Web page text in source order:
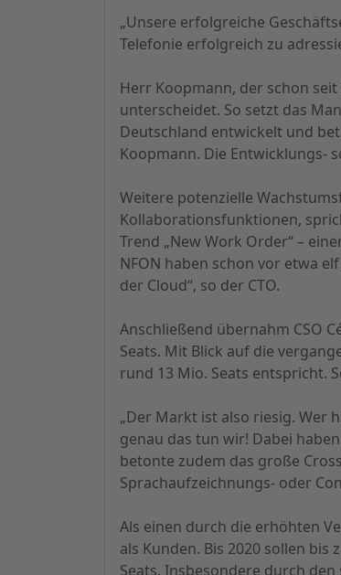
„Unsere erfolgreiche
Telefonie erfolgreich zu
Herr Koopmann, der schon
unterscheidet. So setzt das
Deutschland entwickelt und
Koopmann. Die Entwicklungs-
Weitere potenzielle
Kollaborationsfunktionen,
Trend „New Work Order“ –
NFON haben schon vor etwa
der Cloud“, so der CTO.
Anschließend übernahm CSO
Seats. Mit Blick auf die
rund 13 Mio. Seats entspricht.
„Der Markt ist also riesig. Wer
genau das tun wir! Dabei
betonte zudem das große
Sprachaufzeichnungs- oder
Als einen durch die erhöhten
als Kunden. Bis 2020 sollen
Seats. Insbesondere durch